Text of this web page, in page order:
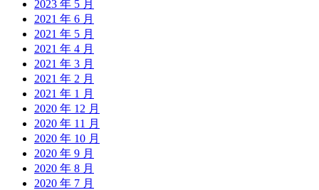
2023 年 5 月
2021 年 6 月
2021 年 5 月
2021 年 4 月
2021 年 3 月
2021 年 2 月
2021 年 1 月
2020 年 12 月
2020 年 11 月
2020 年 10 月
2020 年 9 月
2020 年 8 月
2020 年 7 月